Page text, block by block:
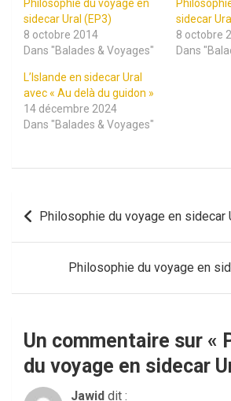
Philosophie du voyage en
sidecar Ural (EP3)
8 octobre 2014
Dans "Balades & Voyages"
sidecar
8 octobre
Dans
L’Islande en sidecar Ural
avec « Au delà du guidon »
14 décembre 2024
Dans "Balades & Voyages"
Navigation
l’article
Philosophie du voyage en sidecar
Philosophie du voyage en
Un commentaire sur «
du voyage en sidecar
Jawid dit :